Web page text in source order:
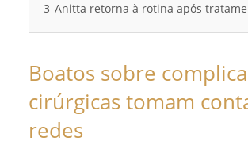
3 Anitta retorna à rotina após
Boatos sobre
cirúrgicas tomam
redes